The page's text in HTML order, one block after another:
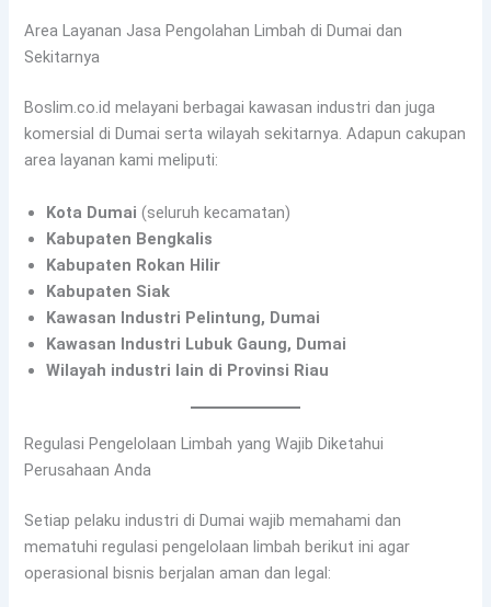
Area Layanan Jasa Pengolahan Limbah di Dumai dan
Sekitarnya
Boslim.co.id melayani berbagai kawasan industri dan juga
komersial di Dumai serta wilayah sekitarnya. Adapun cakupan
area layanan kami meliputi:
Kota Dumai (seluruh kecamatan)
Kabupaten Bengkalis
Kabupaten Rokan Hilir
Kabupaten Siak
Kawasan Industri Pelintung, Dumai
Kawasan Industri Lubuk Gaung, Dumai
Wilayah industri lain di Provinsi Riau
Regulasi Pengelolaan Limbah yang Wajib Diketahui
Perusahaan Anda
Setiap pelaku industri di Dumai wajib memahami dan
mematuhi regulasi pengelolaan limbah berikut ini agar
operasional bisnis berjalan aman dan legal: